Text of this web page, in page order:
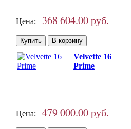
Цена: 368 604.00 руб.
Velvette 16
Prime
Цена: 479 000.00 руб.